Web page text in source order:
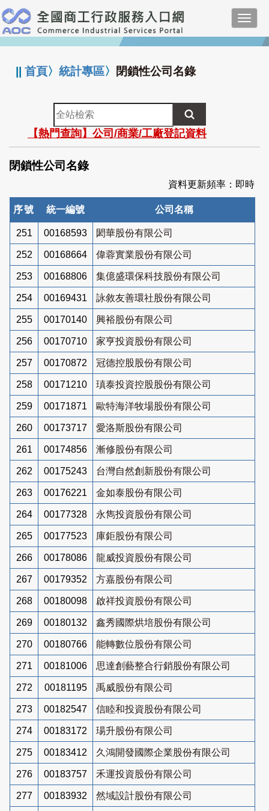
跳
到
主
要
:::
||首頁〉統計專區〉 閉鎖性公司名錄
全
站
檢
索
【熱門查詢】公司/商業/工廠登記資料
閉鎖性公司名錄
資料更新頻率：即時
序號 統一編號 公司名稱
251 00168593 閎華股份有限公司
252 00168664 偉蓉實業股份有限公司
253 00168806 集億盛環保科技股份有限公司
254 00169431 詠敘友善環社股份有限公司
255 00170140 興裕股份有限公司
256 00170710 家亨投資股份有限公司
257 00170872 冠德控股股份有限公司
258 00171210 瑱泰投資控股股份有限公司
259 00171871 歐特海洋牧場股份有限公司
260 00173717 愛洛斯股份有限公司
261 00174856 漸修股份有限公司
262 00175243 台灣自然創新股份有限公司
263 00176221 金如泰股份有限公司
264 00177328 永雋投資股份有限公司
265 00177523 庫鉅股份有限公司
266 00178086 龍威投資股份有限公司
267 00179352 方嘉股份有限公司
268 00180098 啟祥投資股份有限公司
269 00180132 鑫秀國際烘培股份有限公司
270 00180766 能轉數位股份有限公司
271 00181006 思達創藝整合行銷股份有限公司
272 00181195 禹威股份有限公司
273 00182547 信睦和投資股份有限公司
274 00183172 瑒升股份有限公司
275 00183412 久鴻開發國際企業股份有限公司
276 00183757 禾運投資股份有限公司
277 00183932 然域設計股份有限公司